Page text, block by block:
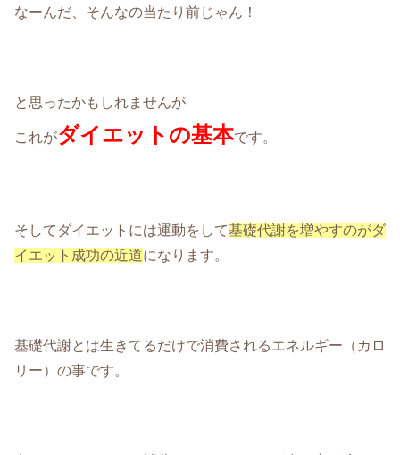
なーんだ、そんなの当たり前じゃん！
と思ったかもしれませんが
これがダイエットの基本です。
そしてダイエットには運動をして基礎代謝を増やすのがダ
イエット成功の近道になります。
基礎代謝とは生きてるだけで消費されるエネルギー（カロ
リー）の事です。